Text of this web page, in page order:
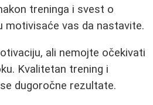
treninga i svest o
motivisaće vas da nastavite.
ali nemojte očekivati
Kvalitetan trening i
dugoročne rezultate.